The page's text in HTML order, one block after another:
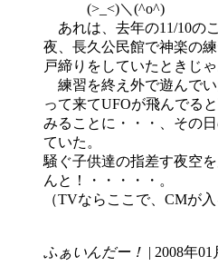
(>_<)＼(^o^)
あれは、去年の11/10の
夜、長久公民館で神楽の
戸締りをしていたときじゃ
練習を終え外で遊んで
って来てUFOが飛んでる
みることに・・・、その
ていた。
騒ぐ子供達の指差す夜空
んと！・・・・・。
（TVならここで、CMが入
つ
ふぁいんだー！ | 2008年01